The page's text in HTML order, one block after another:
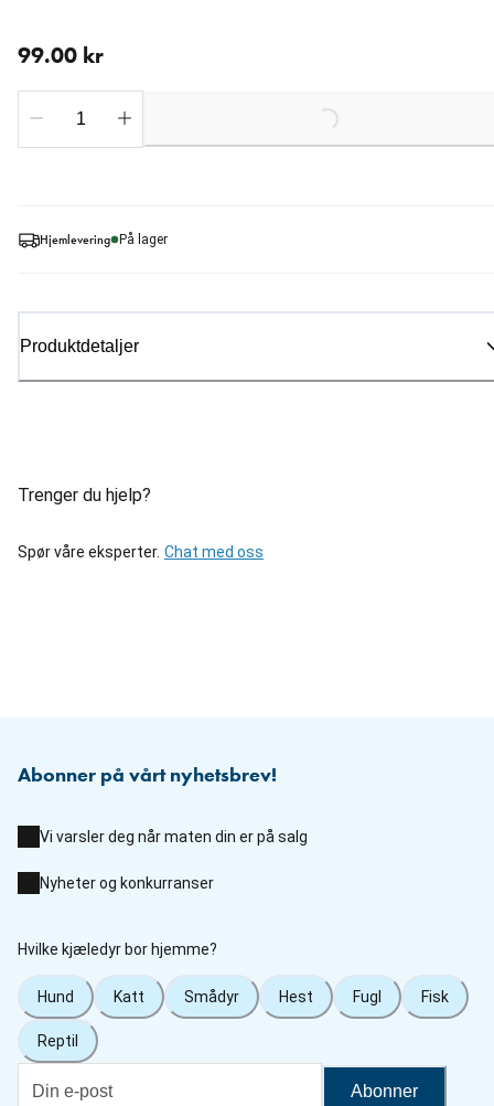
Hjemlevering På lager
Produktdetaljer
Trenger du hjelp?
Spør våre eksperter. Chat med oss
99.00 kr
Loading...
Abonner på vårt nyhetsbrev!
Vi varsler deg når maten din er på salg
Nyheter og konkurranser
Hvilke kjæledyr bor hjemme?
Hund Katt Smådyr Hest Fugl Fisk
Reptil
Abonner